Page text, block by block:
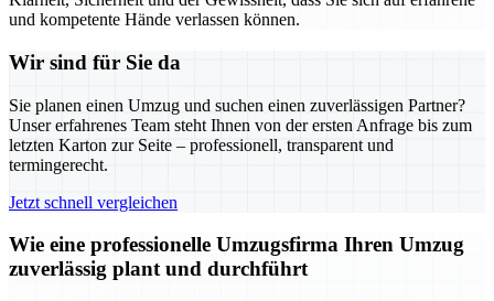
und kompetente Hände verlassen können.
Wir sind für Sie da
Sie planen einen Umzug und suchen einen zuverlässigen Partner?
Unser erfahrenes Team steht Ihnen von der ersten Anfrage bis zum
letzten Karton zur Seite – professionell, transparent und
termingerecht.
Jetzt schnell vergleichen
Wie eine professionelle Umzugsfirma Ihren Umzug
zuverlässig plant und durchführt